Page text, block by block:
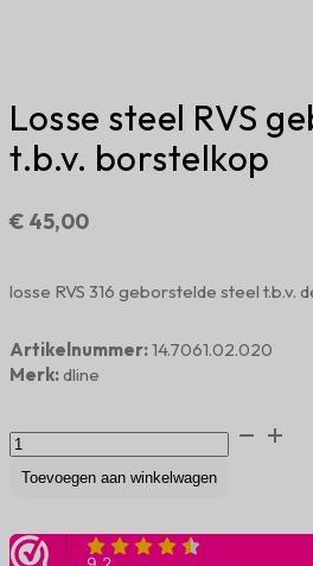
Losse steel RVS
t.b.v. borstelkop
€ 45,00
losse RVS 316 geborstelde steel t.b.v.
Artikelnummer:14.7061.02.020
Merk:dline
Losse
steel
RVS
borstelkop
Toevoegen aan winkelwagen